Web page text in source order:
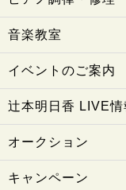
音楽教室
イベントのご案内
辻本明日香 LIVE情
オークション
キャンペーン